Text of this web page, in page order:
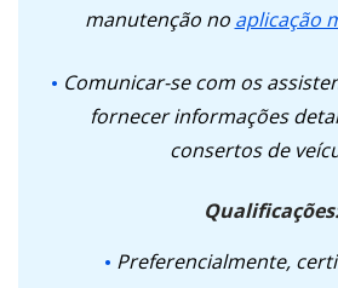
manutenção no aplicação
Comunicar-se com os
fornecer informações
consertos de
Preferencialmente,